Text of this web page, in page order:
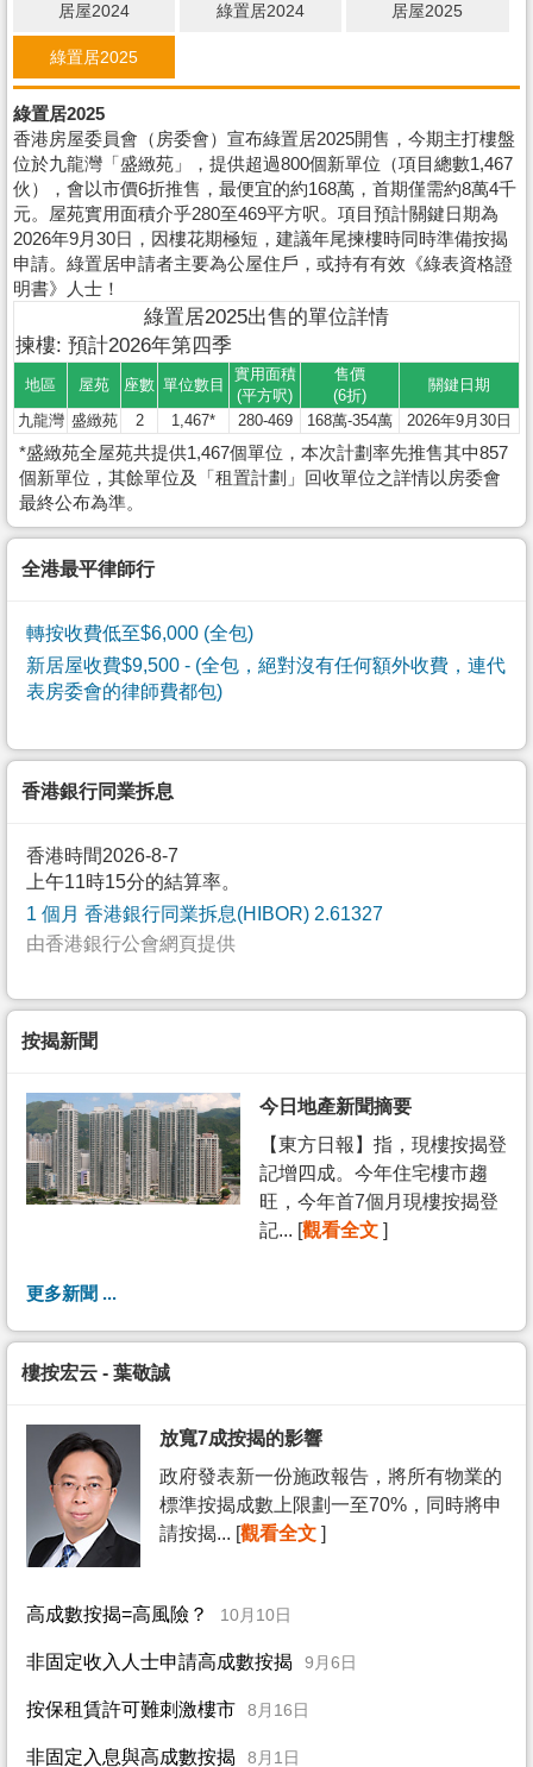
居屋2024 綠置居2024 居屋2025
綠置居2025
綠置居2025
香港房屋委員會（房委會）宣布綠置居2025開售，今期主打樓盤
位於九龍灣「盛緻苑」，提供超過800個新單位（項目總數1,467
伙），會以市價6折推售，最便宜的約168萬，首期僅需約8萬4千
元。屋苑實用面積介乎280至469平方呎。項目預計關鍵日期為
2026年9月30日，因樓花期極短，建議年尾揀樓時同時準備按揭
申請。綠置居申請者主要為公屋住戶，或持有有效《綠表資格證
明書》人士！
綠置居2025出售的單位詳情
揀樓: 預計2026年第四季
地區 屋苑 座數 單位數目
實用面積
(平方呎)
售價
(6折)
關鍵日期
九龍灣 盛緻苑 2 1,467* 280-469 168萬-354萬 2026年9月30日
*盛緻苑全屋苑共提供1,467個單位，本次計劃率先推售其中857
個新單位，其餘單位及「租置計劃」回收單位之詳情以房委會
最終公布為準。
全港最平律師行
轉按收費低至$6,000 (全包)
新居屋收費$9,500 - (全包，絕對沒有任何額外收費，連代
表房委會的律師費都包)
香港銀行同業拆息
香港時間2026-8-7
上午11時15分的結算率。
1 個月 香港銀行同業拆息(HIBOR) 2.61327
由香港銀行公會網頁提供
按揭新聞
今日地產新聞摘要
【東方日報】指，現樓按揭登
記增四成。今年住宅樓市趨
旺，今年首7個月現樓按揭登
記... [觀看全文 ]
更多新聞 ...
樓按宏云 - 葉敬誠
放寬7成按揭的影響
政府發表新一份施政報告，將所有物業的
標準按揭成數上限劃一至70%，同時將申
請按揭... [觀看全文 ]
高成數按揭=高風險？ 10月10日
非固定收入人士申請高成數按揭 9月6日
按保租賃許可難刺激樓市 8月16日
非固定入息與高成數按揭 8月1日